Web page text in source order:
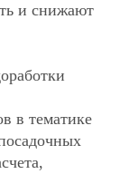
и снижают
в тематике